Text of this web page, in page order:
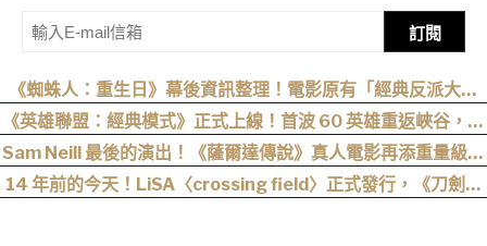
訂閱
《蜘蛛人：重生日》幕後資訊整理！電影原有「經典反派大混
戰」，湯姆點名想跟「霹靂火」合作！邁爾斯注定加入 MCU
《英雄聯盟：經典模式》正式上線！首波 60 英雄重返峽谷，阿
卡莉、凱能、慎下一波加入
Sam Neill 最後的演出！《薩爾達傳說》真人電影再添重量級卡
司
14 年前的今天！LiSA〈crossing field〉正式發行，《刀劍神